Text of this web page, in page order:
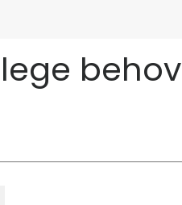
behov